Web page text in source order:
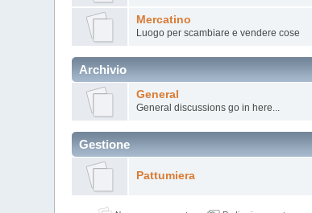
Mercatino
Luogo per scambiare e vendere cose
Archivio
General
General discussions go in here...
Gestione
Pattumiera